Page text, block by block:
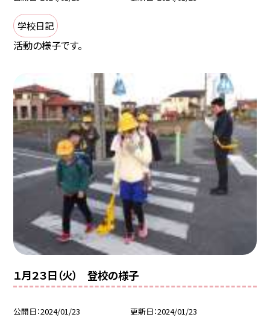
学校日記
活動の様子です。
１月２３日（火） 登校の様子
公開日 2024/01/23 更新日 2024/01/23